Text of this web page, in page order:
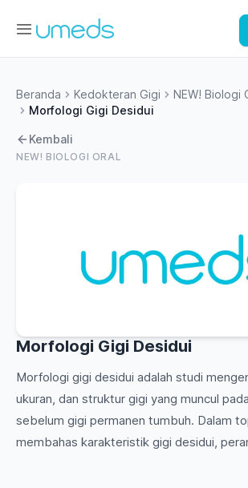
Beranda Kedokteran Gigi
NEW! Biologi
Morfologi Gigi Desidui
NEW! BIOLOGI ORAL
Kembali
Morfologi Gigi Desidui
Morfologi gigi desidui adalah studi
ukuran, dan struktur gigi yang muncul
sebelum gigi permanen tumbuh. Dalam
membahas karakteristik gigi desidui,